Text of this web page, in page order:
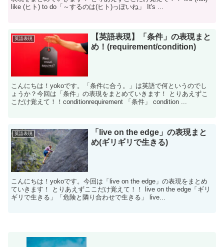
like (ヒト) to do「～するのは(ヒト)っぽいね」 It's ...
英語表現
【英語表現】「条件」の表現まと
め！(requirement/condition)
こんにちは！yokoです。「条件に合う。」は英語で何というのでし
ょうか？今回は「条件」の表現をまとめていきます！ とりあえずこ
こだけ覚えて！！conditionrequirement 「条件」 condition ...
英語表現
「live on the edge」の表現まと
め(ギリギリで生きる)
こんにちは！yokoです。今回は「live on the edge」の表現をまとめ
ていきます！ とりあえずここだけ覚えて！！ live on the edge「ギリ
ギリで生きる」「危険と隣り合わせで生きる」 live...